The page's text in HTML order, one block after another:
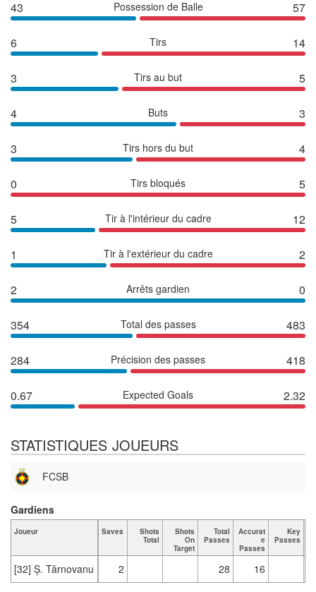
43 Possession de Balle 57
6 Tirs 14
3 Tirs au but 5
4 Buts 3
3 Tirs hors du but 4
0 Tirs bloqués 5
5 Tir à l'intérieur du cadre 12
1 Tir à l'extérieur du cadre 2
2 Arrêts gardien 0
354 Total des passes 483
284 Précision des passes 418
0.67 Expected Goals 2.32
STATISTIQUES JOUEURS
FCSB
Joueur Saves
Shots
Total
Shots
On
Target
Total
Passes
Accurat
e
Passes
Key
Passes
[32] Ș. Târnovanu 2 28 16
Gardiens